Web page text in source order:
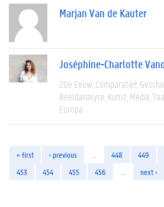
Marjan Van de Kauter
Joséphine-Charlotte
20e Eeuw Comparatief
Beeldanalyse Kunst Media
Europa
« first ‹ previous 448 449
453
454 455 456 next ›